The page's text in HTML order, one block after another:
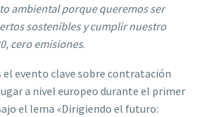
ambiental porque queremos ser
sostenibles y cumplir nuestro
cero emisiones.
el evento clave sobre contratación
a nivel europeo durante el primer
el lema «Dirigiendo el futuro: